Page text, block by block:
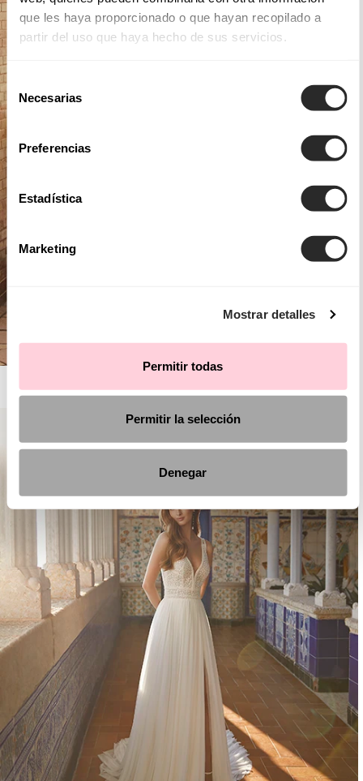
que les haya proporcionado o que hayan recopilado a
partir del uso que haya hecho de sus servicios.
Selección
de
consentimiento
Necesarias
Preferencias
Estadística
Marketing
Mostrar detalles
Permitir todas
Permitir la selección
Denegar